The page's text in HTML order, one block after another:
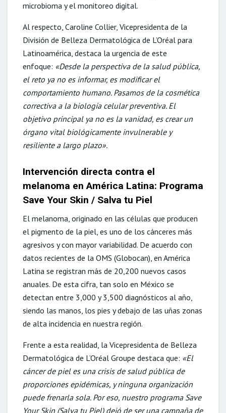
microbioma y el monitoreo digital.
Al respecto, Caroline Collier, Vicepresidenta de la
División de Belleza Dermatológica de L’Oréal para
Latinoamérica, destaca la urgencia de este
enfoque: «Desde la perspectiva de la salud pública,
el reto ya no es informar, es modificar el
comportamiento humano. Pasamos de la cosmética
correctiva a la biología celular preventiva. El
objetivo principal ya no es la vanidad, es crear un
órgano vital biológicamente invulnerable y
resiliente a largo plazo».
Intervención directa contra el
melanoma en América Latina: Programa
Save Your Skin / Salva tu Piel
El melanoma, originado en las células que producen
el pigmento de la piel, es uno de los cánceres más
agresivos y con mayor variabilidad. De acuerdo con
datos recientes de la OMS (Globocan), en América
Latina se registran más de 20,200 nuevos casos
anuales. De esta cifra, tan solo en México se
detectan entre 3,000 y 3,500 diagnósticos al año,
siendo las manos, los pies y debajo de las uñas zonas
de alta incidencia en nuestra región.
Frente a esta realidad, la Vicepresidenta de Belleza
Dermatológica de L’Oréal Groupe destaca que: «El
cáncer de piel es una crisis de salud pública de
proporciones epidémicas, y ninguna organización
puede frenarla sola. Por eso, nuestro programa Save
Your Skin (Salva tu Piel) dejó de ser una campaña de